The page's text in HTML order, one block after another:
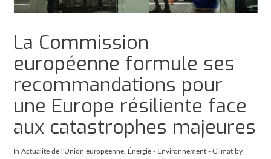
La Commission
européenne formule ses
recommandations pour
une Europe résiliente face
aux catastrophes majeures
InActualité de l'Union européenne Énergie - Environnement - Climat by